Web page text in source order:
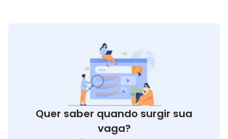
Quer saber quando surgir sua
vaga?